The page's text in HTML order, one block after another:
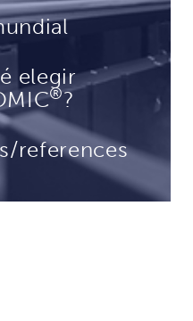
elegir
®?
references